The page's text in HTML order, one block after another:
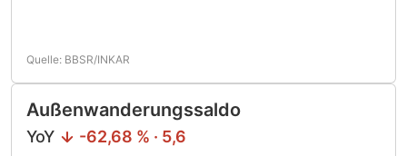
Quelle: BBSR/INKAR
Außenwanderungssaldo
YoY -62,68 % · 5,6